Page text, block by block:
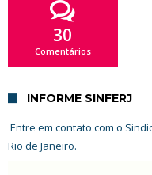
30
Comentários
INFORME SINFERJ
Entre em contato com o
Rio de Janeiro.